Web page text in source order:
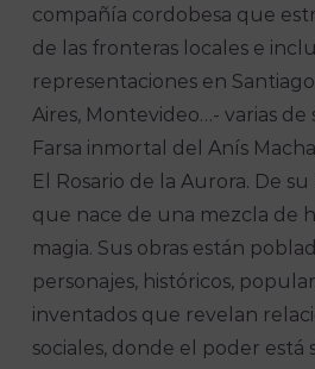
compañía cordobesa que
de las fronteras locales e
representaciones en
Aires, Montevideo…- varias de
Farsa inmortal del Anís
El Rosario de la Aurora. De
que nace de una mezcla de
magia. Sus obras están
personajes, históricos,
inventados que revelan
sociales, donde el poder está